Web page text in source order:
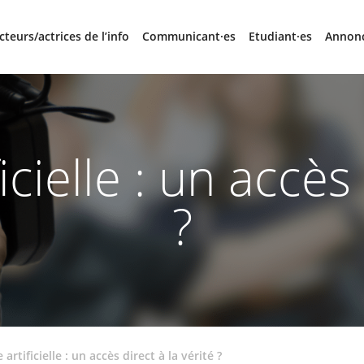
actrices de l’info Communicant·es Etudiant·es
: un
?
artificielle : un accès direct à la vérité ?